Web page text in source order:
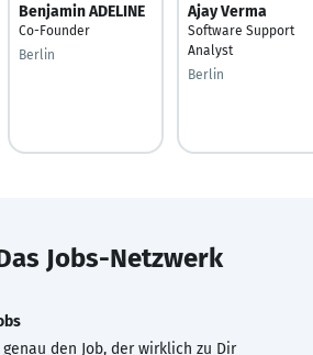
Benjamin ADELINE
Co-Founder
Berlin
Ajay Verma
Software Support
Analyst
Berlin
Jobs-Netzwerk
den Job, der wirklich zu Dir